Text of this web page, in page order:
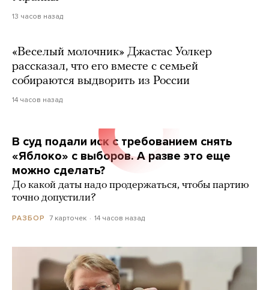
13 часов назад
«Веселый молочник» Джастас Уолкер
рассказал, что его вместе с семьей
собираются выдворить из России
14 часов назад
В суд подали иск с требованием снять
«Яблоко» с выборов. А разве это еще
можно сделать?
До какой даты надо продержаться, чтобы партию
точно допустили?
РАЗБОР 7 карточек 14 часов назад